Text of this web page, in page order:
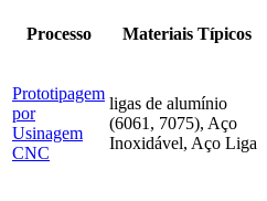
Processo Materiais Típicos
Prototipagem
por
Usinagem
CNC
ligas de alumínio
(6061, 7075), Aço
Inoxidável, Aço Liga